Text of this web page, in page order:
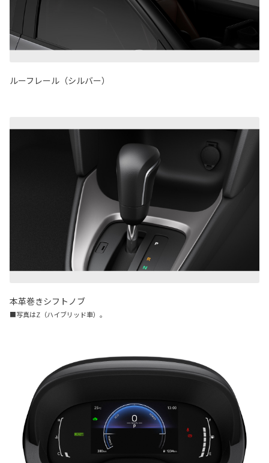
ルーフレール（シルバー）
本革巻きシフトノブ
■写真はZ（ハイブリッド車）。